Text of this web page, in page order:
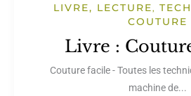
LIVRE, LECTURE ,
COUTURE
Livre :
Couture facile - Toutes les
machine de...